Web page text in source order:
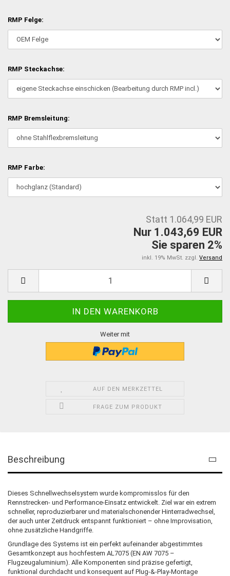
RMP Felge:
RMP Steckachse:
RMP Bremsleitung:
RMP Farbe:
Statt 1.064,99 EUR
Nur 1.043,69 EUR
Sie sparen 2%
inkl. 19% MwSt. zzgl. Versand
Weiter mit
AUF DEN MERKZETTEL
FRAGE ZUM PRODUKT
Beschreibung
Dieses Schnellwechselsystem wurde kompromisslos für den
Rennstrecken- und Performance-Einsatz entwickelt. Ziel war ein extrem
schneller, reproduzierbarer und materialschonender Hinterradwechsel,
der auch unter Zeitdruck entspannt funktioniert – ohne Improvisation,
ohne zusätzliche Handgriffe.
Grundlage des Systems ist ein perfekt aufeinander abgestimmtes
Gesamtkonzept aus hochfestem AL7075 (EN AW 7075 –
Flugzeugaluminium). Alle Komponenten sind präzise gefertigt,
funktional durchdacht und konsequent auf Plug-&-Play-Montage